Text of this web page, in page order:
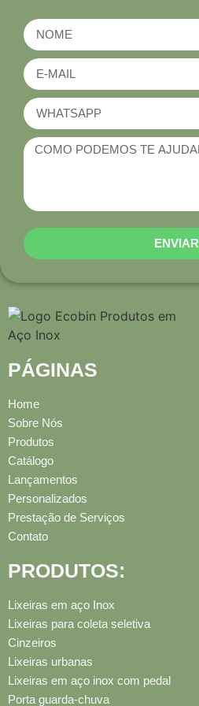
ENVIAR
PÁGINAS
Home
Sobre Nós
Produtos
Catálogo
Lançamentos
Personalizados
Prestação de Serviços
Contato
PRODUTOS:
Lixeiras em aço Inox
Lixeiras para coleta seletiva
Cinzeiros
Lixeiras urbanas
Lixeiras em aço inox com pedal
Porta guarda-chuva